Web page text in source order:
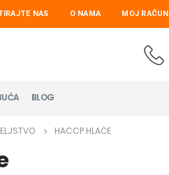
NAS O NAMA MOJ RAČUN
BLOG
HACCP HLAČE